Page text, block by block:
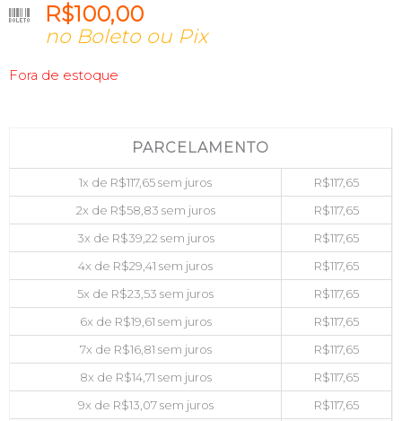
R$100,00
no Boleto ou Pix
Fora de estoque
PARCELAMENTO
1x de R$117,65sem juros R$117,65
2x de R$58,83 sem juros R$117,65
3x de R$39,22 sem juros R$117,65
4x de R$29,41 sem juros R$117,65
5x de R$23,53 sem juros R$117,65
6x de R$19,61 sem juros R$117,65
7x de R$16,81 sem juros R$117,65
8x de R$14,71 sem juros R$117,65
9x de R$13,07sem juros R$117,65